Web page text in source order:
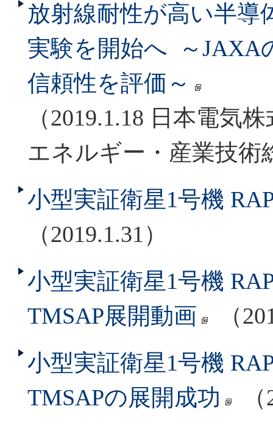
放射線耐性が高い半導
実験を開始へ ～JAXA
信頼性を評価～
（2019.1.18 日本電気
エネルギー・産業技術
小型実証衛星1号機
（2019.1.31）
小型実証衛星1号機
TMSAP展開動画
（
小型実証衛星1号機
TMSAPの展開成功
（